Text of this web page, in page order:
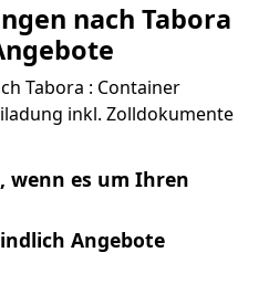
nach Tabora
Tabora : Container
inkl. Zolldokumente
wenn es um Ihren
Angebote